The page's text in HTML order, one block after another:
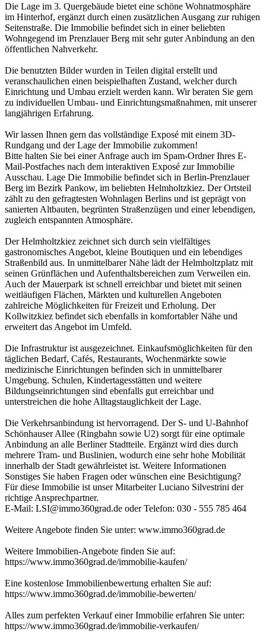
Die Lage im 3. Quergebäude bietet eine schöne Wohnatmosphäre
im Hinterhof, ergänzt durch einen zusätzlichen Ausgang zur ruhigen
Seitenstraße. Die Immobilie befindet sich in einer beliebten
Wohngegend im Prenzlauer Berg mit sehr guter Anbindung an den
öffentlichen Nahverkehr.
Die benutzten Bilder wurden in Teilen digital erstellt und
veranschaulichen einen beispielhaften Zustand, welcher durch
Einrichtung und Umbau erzielt werden kann. Wir beraten Sie gern
zu individuellen Umbau- und Einrichtungsmaßnahmen, mit unserer
langjährigen Erfahrung.
Wir lassen Ihnen gern das vollständige Exposé mit einem 3D-
Rundgang und der Lage der Immobilie zukommen!
Bitte halten Sie bei einer Anfrage auch im Spam-Ordner Ihres E-
Mail-Postfaches nach dem interaktiven Exposé zur Immobilie
Ausschau. Lage Die Immobilie befindet sich in Berlin-Prenzlauer
Berg im Bezirk Pankow, im beliebten Helmholtzkiez. Der Ortsteil
zählt zu den gefragtesten Wohnlagen Berlins und ist geprägt von
sanierten Altbauten, begrünten Straßenzügen und einer lebendigen,
zugleich entspannten Atmosphäre.
Der Helmholtzkiez zeichnet sich durch sein vielfältiges
gastronomisches Angebot, kleine Boutiquen und ein lebendiges
Straßenbild aus. In unmittelbarer Nähe lädt der Helmholtzplatz mit
seinen Grünflächen und Aufenthaltsbereichen zum Verweilen ein.
Auch der Mauerpark ist schnell erreichbar und bietet mit seinen
weitläufigen Flächen, Märkten und kulturellen Angeboten
zahlreiche Möglichkeiten für Freizeit und Erholung. Der
Kollwitzkiez befindet sich ebenfalls in komfortabler Nähe und
erweitert das Angebot im Umfeld.
Die Infrastruktur ist ausgezeichnet. Einkaufsmöglichkeiten für den
täglichen Bedarf, Cafés, Restaurants, Wochenmärkte sowie
medizinische Einrichtungen befinden sich in unmittelbarer
Umgebung. Schulen, Kindertagesstätten und weitere
Bildungseinrichtungen sind ebenfalls gut erreichbar und
unterstreichen die hohe Alltagstauglichkeit der Lage.
Die Verkehrsanbindung ist hervorragend. Der S- und U-Bahnhof
Schönhauser Allee (Ringbahn sowie U2) sorgt für eine optimale
Anbindung an alle Berliner Stadtteile. Ergänzt wird dies durch
mehrere Tram- und Buslinien, wodurch eine sehr hohe Mobilität
innerhalb der Stadt gewährleistet ist. Weitere Informationen
Sonstiges Sie haben Fragen oder wünschen eine Besichtigung?
Für diese Immobilie ist unser Mitarbeiter Luciano Silvestrini der
richtige Ansprechpartner.
E-Mail: LSI@immo360grad.de oder Telefon: 030 - 555 785 464
Weitere Angebote finden Sie unter: www.immo360grad.de
Weitere Immobilien-Angebote finden Sie auf:
https://www.immo360grad.de/immobilie-kaufen/
Eine kostenlose Immobilienbewertung erhalten Sie auf:
https://www.immo360grad.de/immobilie-bewerten/
Alles zum perfekten Verkauf einer Immobilie erfahren Sie unter:
https://www.immo360grad.de/immobilie-verkaufen/